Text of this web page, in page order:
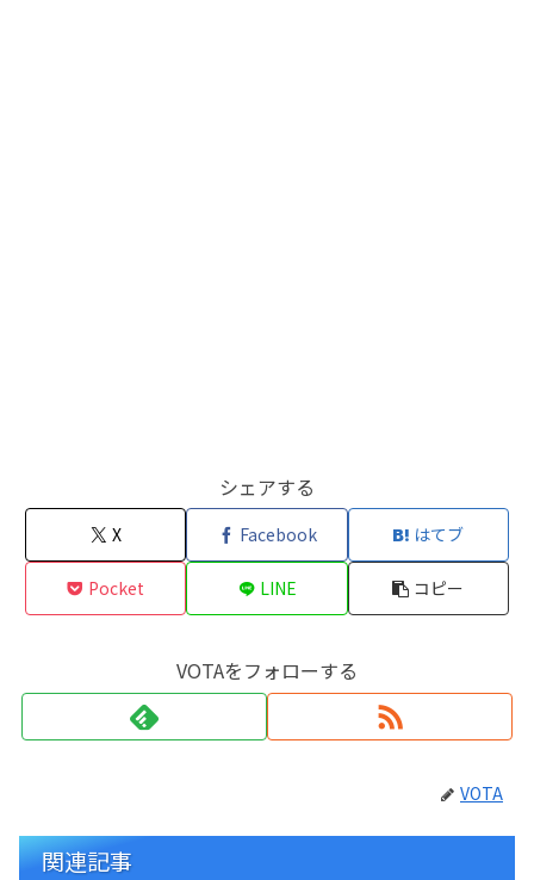
シェアする
X Facebook はてブ
Pocket LINE コピー
VOTAをフォローする
VOTA
関連記事